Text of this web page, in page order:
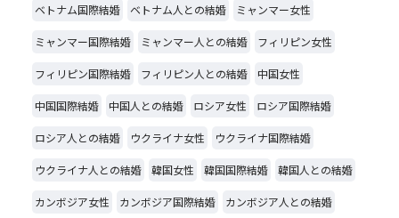
ベトナム国際結婚 ベトナム人との結婚 ミャンマー女性
ミャンマー国際結婚 ミャンマー人との結婚 フィリピン女性
フィリピン国際結婚 フィリピン人との結婚 中国女性
中国国際結婚 中国人との結婚 ロシア女性 ロシア国際結婚
ロシア人との結婚 ウクライナ女性 ウクライナ国際結婚
ウクライナ人との結婚 韓国女性 韓国国際結婚 韓国人との結婚
カンボジア女性 カンボジア国際結婚 カンボジア人との結婚